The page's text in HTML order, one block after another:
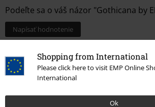
Shopping from International
Please click here to visit EMP Online
International
Ok
Podeľte sa o váš názor "Gothicana by
Napísať hodnotenie